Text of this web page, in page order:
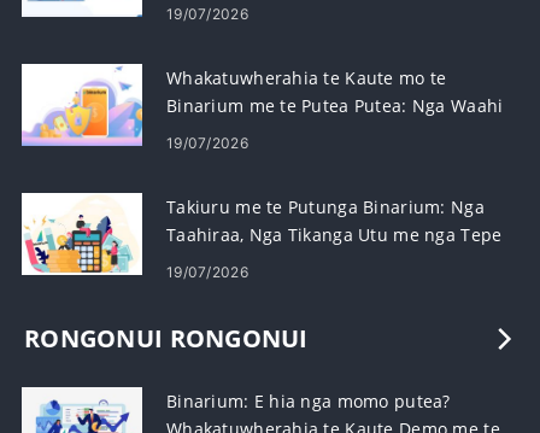
19/07/2026
Whakatuwherahia te Kaute mo te
Binarium me te Putea Putea: Nga Waahi
me nga Whakaritenga
19/07/2026
Takiuru me te Putunga Binarium: Nga
Taahiraa, Nga Tikanga Utu me nga Tepe
19/07/2026
RONGONUI RONGONUI
Binarium: E hia nga momo putea?